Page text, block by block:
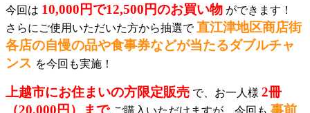
今回は 10,000円で12,500円のお買い物 ができます！
さらにご使用いただいた方から抽選で直江津地区商店街
各店の自慢の品や食事券などが当たるダブルチャ
ンス を今回も実施！
上越市にお住まいの方限定販売 で、お一人様 2冊